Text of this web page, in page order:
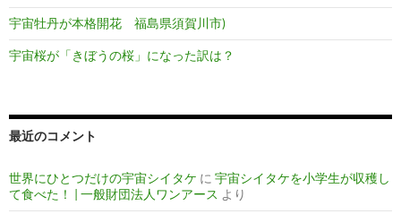
宇宙牡丹が本格開花 福島県須賀川市)
宇宙桜が「きぼうの桜」になった訳は？
最近のコメント
世界にひとつだけの宇宙シイタケ に 宇宙シイタケを小学生が収穫し
て食べた！ | 一般財団法人ワンアース より